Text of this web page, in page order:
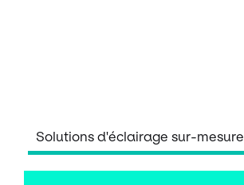
Solutions d'éclairage sur-mesure